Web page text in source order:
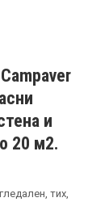
и
20 м2.
тих,